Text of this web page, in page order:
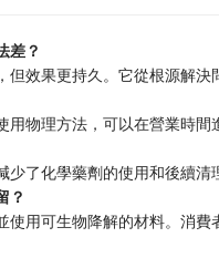
差？
效果更持久。它從根源解決
物理方法，可以在營業時間
了化學藥劑的使用和後續清
？
用可生物降解的材料。消費